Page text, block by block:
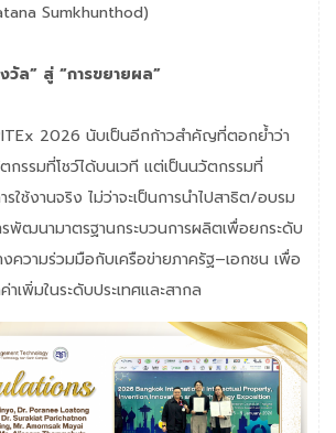
Sumkhunthod)
วัล” สู่ “การขยายผล”
2026 นับเป็นอีกก้าวสำคัญที่ตอกย้ำว่า
กรรมที่โชว์ได้บนเวที แต่เป็นนวัตกรรมที่
ช้งานจริง ไม่ว่าจะเป็นการนำไปสาธิต/อบรม
พัฒนามาตรฐานกระบวนการผลิตเพื่อยกระดับ
ความร่วมมือกับเครือข่ายภาครัฐ–เอกชน เพื่อ
เพิ่มในระดับประเทศและสากล